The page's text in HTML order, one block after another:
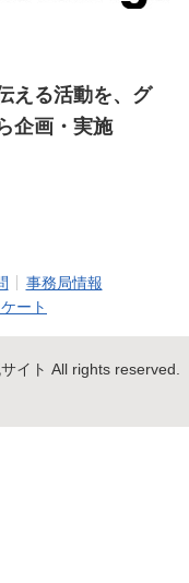
える活動を、グ
企画・実施
事務局情報
ート
イト All rights reserved.